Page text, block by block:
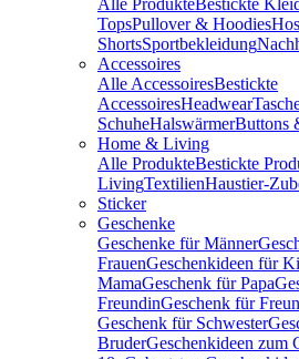
Alle ProdukteBestickte
TopsPullover & Hoodies
ShortsSportbekleidung
Accessoires
Alle AccessoiresBestickte
AccessoiresHeadwear
SchuheHalswärmerButtons
Home & Living
Alle ProdukteBestickte
LivingTextilienHaustier-
Sticker
Geschenke
Geschenke für Männer
FrauenGeschenkideen für
MamaGeschenk für Papa
FreundinGeschenk für
Geschenk für Schwester
BruderGeschenkideen zum